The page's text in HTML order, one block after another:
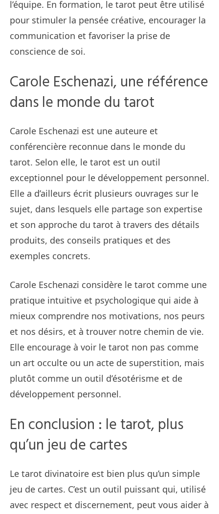
l’équipe. En formation, le tarot peut être utilisé
pour stimuler la pensée créative, encourager la
communication et favoriser la prise de
conscience de soi.
Carole Eschenazi, une référence
dans le monde du tarot
Carole Eschenazi est une auteure et
conférencière reconnue dans le monde du
tarot. Selon elle, le tarot est un outil
exceptionnel pour le développement personnel.
Elle a d’ailleurs écrit plusieurs ouvrages sur le
sujet, dans lesquels elle partage son expertise
et son approche du tarot à travers des détails
produits, des conseils pratiques et des
exemples concrets.
Carole Eschenazi considère le tarot comme une
pratique intuitive et psychologique qui aide à
mieux comprendre nos motivations, nos peurs
et nos désirs, et à trouver notre chemin de vie.
Elle encourage à voir le tarot non pas comme
un art occulte ou un acte de superstition, mais
plutôt comme un outil d’ésotérisme et de
développement personnel.
En conclusion : le tarot, plus
qu’un jeu de cartes
Le tarot divinatoire est bien plus qu’un simple
jeu de cartes. C’est un outil puissant qui, utilisé
avec respect et discernement, peut vous aider à